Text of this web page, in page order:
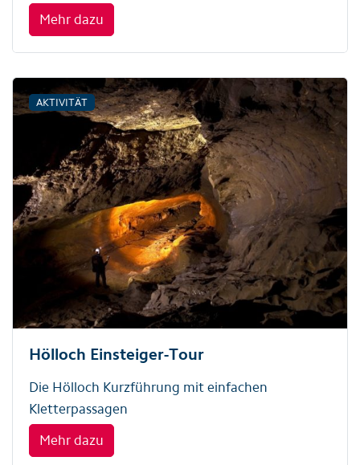
Mehr dazu
AKTIVITÄT
Hölloch Einsteiger-Tour
Die Hölloch Kurzführung mit einfachen
Kletterpassagen
Mehr dazu